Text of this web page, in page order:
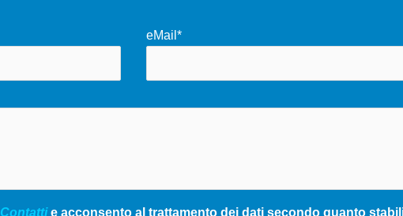
eMail*
Contattie acconsento al trattamento dei dati secondo quanto